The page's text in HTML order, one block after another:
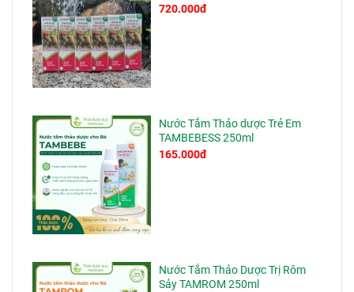
720.000đ
Nước Tắm Thảo dược Trẻ Em
TAMBEBESS 250ml
165.000đ
Nước Tắm Thảo Dược Trị Rôm
Sảy TAMROM 250ml